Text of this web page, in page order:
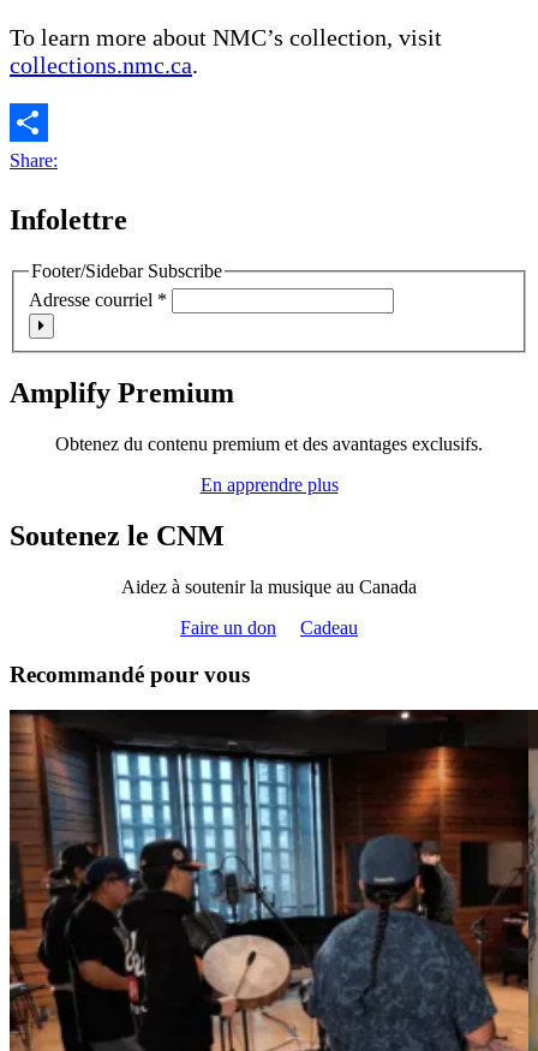
To learn more about NMC’s collection, visit
collections.nmc.ca.
Share:
Infolettre
Footer/Sidebar Subscribe
Adresse courriel *
Amplify Premium
Obtenez du contenu premium et des avantages exclusifs.
En apprendre plus
Soutenez le CNM
Aidez à soutenir la musique au Canada
Faire un don
Cadeau
Recommandé pour vous